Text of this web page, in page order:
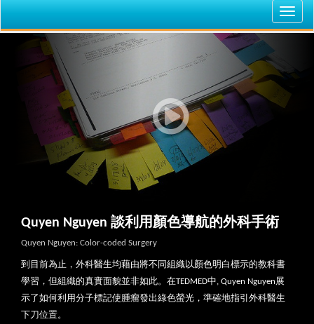
Quyen Nguyen 談利用顏色導航的外科手術
Quyen Nguyen: Color-coded Surgery
到目前為止，外科醫生均藉由將不同組織以顏色明白標示的教科書
學習，但組織的真實面貌並非如此。在TEDMED中, Quyen Nguyen展
示了如何利用分子標記使腫瘤發出綠色螢光，準確地指引外科醫生
下刀位置。